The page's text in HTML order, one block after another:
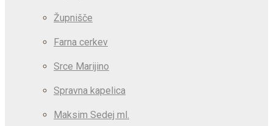
Župnišče
Farna cerkev
Srce Marijino
Spravna kapelica
Maksim Sedej ml.